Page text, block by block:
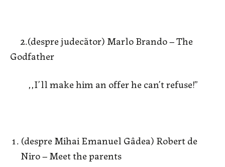
2.(despre judecător) Marlo Brando – The
Godfather
,,I’ll make him an offer he can’t refuse!”
(despre Mihai Emanuel Gâdea) Robert de
Niro – Meet the parents